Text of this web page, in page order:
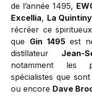
de l’année 1495,
Excellia, La
récréer ce
que Gin 1495est
distillateur Jean-
notamment les
spécialistes que sont
ou encore Dave